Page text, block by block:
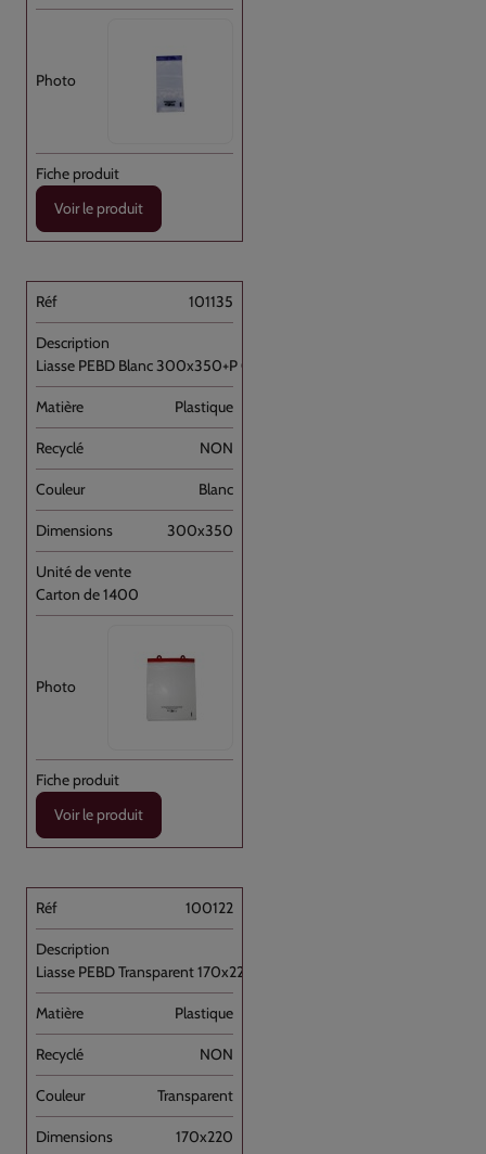
Voir le produit
101135
Liasse PEBD Blanc 300x350+P OD+barrette [...]
Plastique
NON
Blanc
300x350
Carton de 1400
Voir le produit
100122
Liasse PEBD Transparent 170x220+P [...]
Plastique
NON
Transparent
170x220